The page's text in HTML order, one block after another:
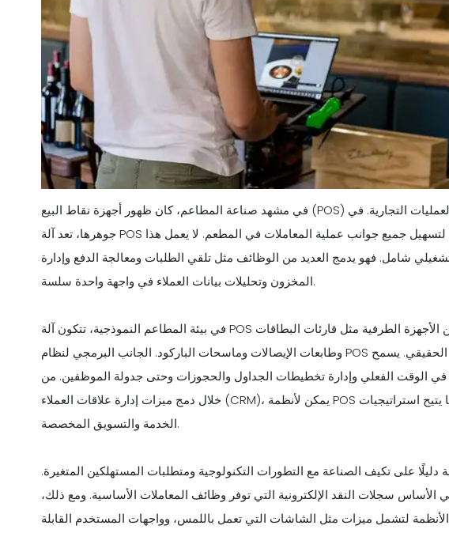
في مشهد صناعة المطاعم، كان ظهور أجهزة نقاط البيع (POS) وتطورها بمثابة تحول كبير في كيفية إجراء العمليات التجارية. في
جوهرها، تعد آلة POS مزيجًا متطورًا من البرامج والأجهزة المصممة لتسهيل جميع جوانب عملية المعاملات في المطعم. لا يعمل هذا
شامل. فهو يدمج العديد من الوظائف مثل تلقي الطلبات ومعالجة الدفع وإدارة
المخزون وتحليلات بيانات العملاء في واجهة واحدة سلسة.
في بيئة المطاعم النموذجية، تتكون آلة POS من خادم رئيسي ومحطات متصلة والعديد من الأجهزة الطرفية مثل قارئات البطاقات
وطابعات الإيصالات وماسحات الباركود. الجانب البرمجي لنظام POS هو المكان الذي يتألق فيه تعدد استخداماته الحقيقي. يسمح
في الوقت الفعلي وإدارة تخطيطات الجداول والحجوزات وحتى جدولة الموظفين. من
خلال دمج ميزات إدارة علاقات العملاء (CRM)، يمكن لأنظمة POS تخزين تفضيلات العملاء وسجل الطلبات، مما يتيح استراتيجيات
الخدمة والتسويق المخصصة.
دليلًا على تكيف الصناعة مع التطورات التكنولوجية ومتطلبات المستهلكين المتغيرة.
الأساس سجلات النقد الإلكترونية التي توفر وظائف المعاملات الأساسية. ومع ذلك،
لتشمل ميزات مثل الشاشات التي تعمل باللمس، وواجهات المستخدم القابلة